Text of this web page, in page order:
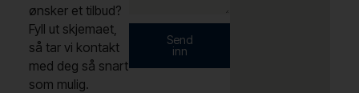
ønsker et tilbud?
Fyll ut skjemaet,
så tar vi kontakt
med deg så snart
som mulig.
Send
inn
g
.